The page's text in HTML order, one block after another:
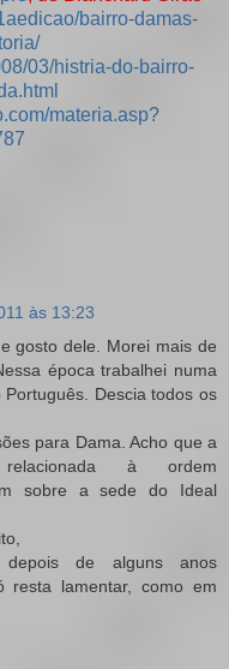
bairro-damas-
03/histria-do-bairro-
materia.asp?
às 13:23
gosto dele. Morei mais de
época trabalhei numa
Descia todos os
para Dama. Acho que a
à ordem
sobre a sede do Ideal
depois de alguns anos
resta lamentar, como em